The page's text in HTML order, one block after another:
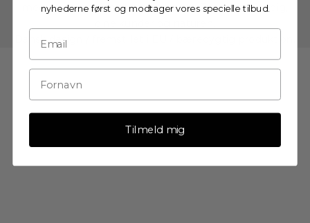
med multifunktionelle muligheder. Fantastisk for dig,
Dansk design / fremstillet i EU / bæredygtig produktion.
nyhederne først og modtager vores specielle tilbud.
Tilmeld mig